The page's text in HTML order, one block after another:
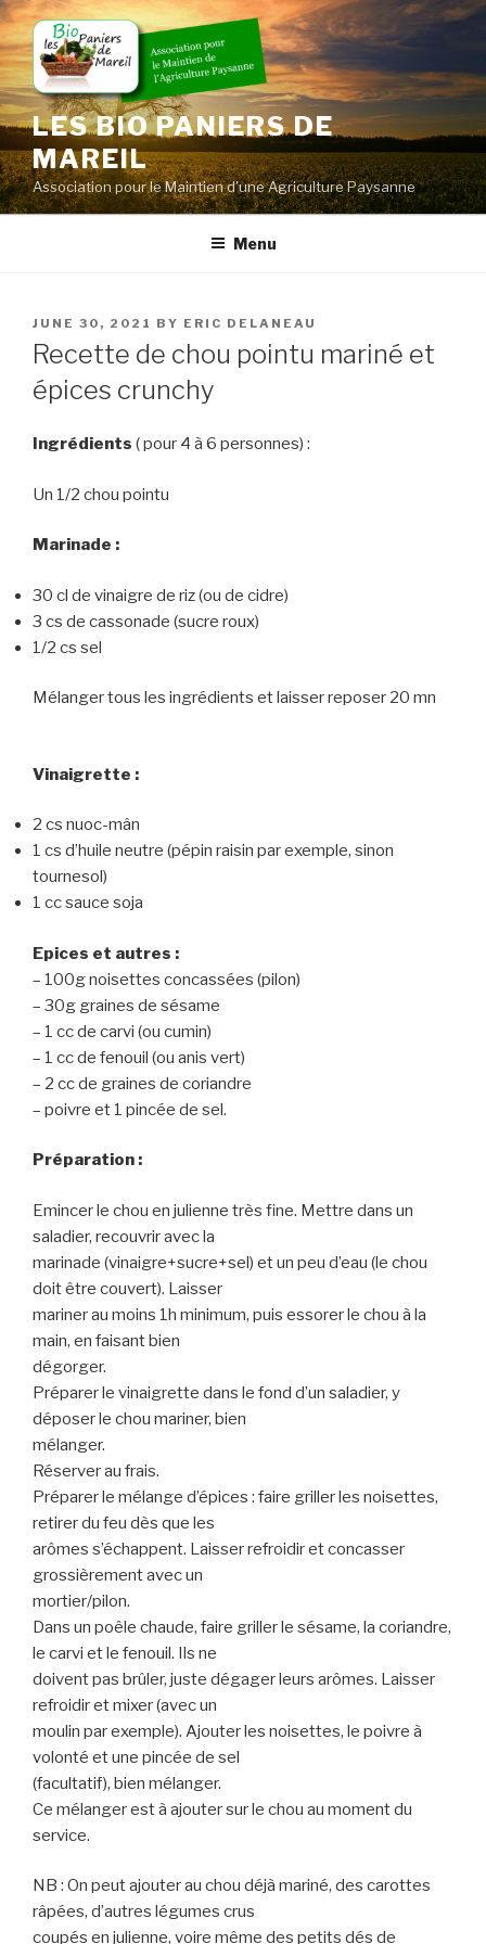
Skip
to
content
LES BIO PANIERS DE
MAREIL
Association pour le Maintien d'une Agriculture Paysanne
Menu
POSTED
ON
JUNE 30, 2021 BY ERIC DELANEAU
Recette de chou pointu mariné et
épices crunchy
Ingrédients ( pour 4 à 6 personnes) :
Un 1/2 chou pointu
Marinade :
30 cl de vinaigre de riz (ou de cidre)
3 cs de cassonade (sucre roux)
1/2 cs sel
Mélanger tous les ingrédients et laisser reposer 20 mn
Vinaigrette :
2 cs nuoc-mân
1 cs d’huile neutre (pépin raisin par exemple, sinon
tournesol)
1 cc sauce soja
Epices et autres :
– 100g noisettes concassées (pilon)
– 30g graines de sésame
– 1 cc de carvi (ou cumin)
– 1 cc de fenouil (ou anis vert)
– 2 cc de graines de coriandre
– poivre et 1 pincée de sel.
Préparation :
Emincer le chou en julienne très fine. Mettre dans un
saladier, recouvrir avec la
marinade (vinaigre+sucre+sel) et un peu d’eau (le chou
doit être couvert). Laisser
mariner au moins 1h minimum, puis essorer le chou à la
main, en faisant bien
dégorger.
Préparer le vinaigrette dans le fond d’un saladier, y
déposer le chou mariner, bien
mélanger.
Réserver au frais.
Préparer le mélange d’épices : faire griller les noisettes,
retirer du feu dès que les
arômes s’échappent. Laisser refroidir et concasser
grossièrement avec un
mortier/pilon.
Dans un poêle chaude, faire griller le sésame, la coriandre,
le carvi et le fenouil. Ils ne
doivent pas brûler, juste dégager leurs arômes. Laisser
refroidir et mixer (avec un
moulin par exemple). Ajouter les noisettes, le poivre à
volonté et une pincée de sel
(facultatif), bien mélanger.
Ce mélanger est à ajouter sur le chou au moment du
service.
NB : On peut ajouter au chou déjà mariné, des carottes
râpées, d’autres légumes crus
coupés en julienne, voire même des petits dés de